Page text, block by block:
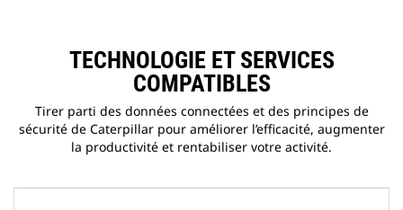
TECHNOLOGIE ET SERVICES
COMPATIBLES
Tirer parti des données connectées et des principes de
sécurité de Caterpillar pour améliorer l’efficacité, augmenter
la productivité et rentabiliser votre activité.